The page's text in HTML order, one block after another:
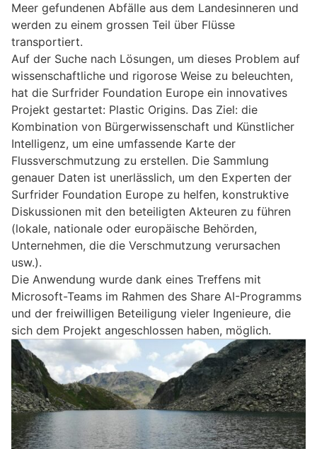
Meer gefundenen Abfälle aus dem Landesinneren und
werden zu einem grossen Teil über Flüsse
transportiert.
Auf der Suche nach Lösungen, um dieses Problem auf
wissenschaftliche und rigorose Weise zu beleuchten,
hat die Surfrider Foundation Europe ein innovatives
Projekt gestartet: Plastic Origins. Das Ziel: die
Kombination von Bürgerwissenschaft und Künstlicher
Intelligenz, um eine umfassende Karte der
Flussverschmutzung zu erstellen. Die Sammlung
genauer Daten ist unerlässlich, um den Experten der
Surfrider Foundation Europe zu helfen, konstruktive
Diskussionen mit den beteiligten Akteuren zu führen
(lokale, nationale oder europäische Behörden,
Unternehmen, die die Verschmutzung verursachen
usw.).
Die Anwendung wurde dank eines Treffens mit
Microsoft-Teams im Rahmen des Share AI-Programms
und der freiwilligen Beteiligung vieler Ingenieure, die
sich dem Projekt angeschlossen haben, möglich.